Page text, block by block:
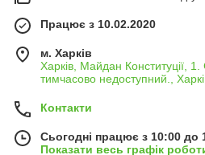
Працює з 10.02.2020
м. Харків
Харків, Майдан Конституції, 1.
тимчасово недоступний.,
Контакти
Сьогодні працює з 10:00 до
Показати весь графік